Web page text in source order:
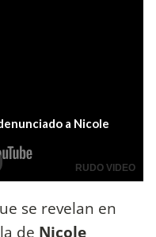
se revelan en
de Nicole